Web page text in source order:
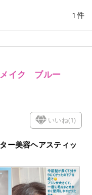
1 件
メイク ブルー
いいね(1)
ー美容ヘアスティッ